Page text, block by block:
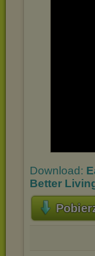
Download:
Better